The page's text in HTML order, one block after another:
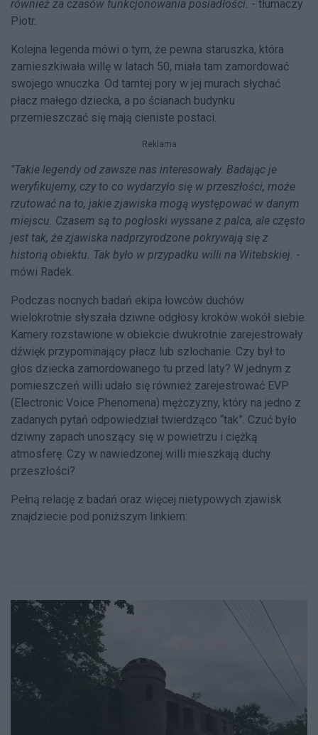
również za czasów funkcjonowania posiadłości. - tłumaczy
Piotr.
Kolejna legenda mówi o tym, że pewna staruszka, która
zamieszkiwała willę w latach 50, miała tam zamordować
swojego wnuczka. Od tamtej pory w jej murach słychać
płacz małego dziecka, a po ścianach budynku
przemieszczać się mają cieniste postaci.
Reklama
"Takie legendy od zawsze nas interesowały. Badając je
weryfikujemy, czy to co wydarzyło się w przeszłości, może
rzutować na to, jakie zjawiska mogą występować w danym
miejscu. Czasem są to pogłoski wyssane z palca, ale często
jest tak, że zjawiska nadprzyrodzone pokrywają się z
historią obiektu. Tak było w przypadku willi na Witebskiej. -
mówi Radek.
Podczas nocnych badań ekipa łowców duchów
wielokrotnie słyszała dziwne odgłosy kroków wokół siebie.
Kamery rozstawione w obiekcie dwukrotnie zarejestrowały
dźwięk przypominający płacz lub szlochanie. Czy był to
głos dziecka zamordowanego tu przed laty? W jednym z
pomieszczeń willi udało się również zarejestrować EVP
(Electronic Voice Phenomena) mężczyzny, który na jedno z
zadanych pytań odpowiedział twierdząco “tak”. Czuć było
dziwny zapach unoszący się w powietrzu i ciężką
atmosferę. Czy w nawiedzonej willi mieszkają duchy
przeszłości?
Pełną relację z badań oraz więcej nietypowych zjawisk
znajdziecie pod poniższym linkiem: